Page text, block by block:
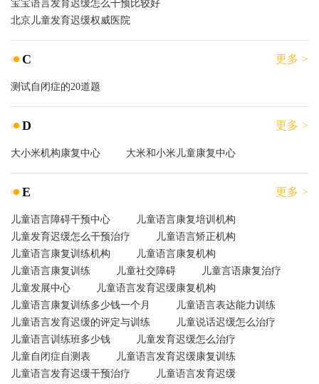
宝宝语言发育迟缓怎么干预比较好
北京儿童发育迟缓权威医院
C 更多 >
测试自闭症的20道题
D 更多 >
大小米机构康复中心 大米和小米儿童康复中心
E 更多 >
儿童语言障碍干预中心
儿童语言康复培训机构
儿童发育迟缓怎么干预治疗
儿童语言矫正机构
儿童语言康复训练机构
儿童语言康复机构
儿童语言康复训练
儿童社交障碍
儿童言语康复治疗
儿童发展中心
儿童语言发育迟缓康复机构
儿童语言康复训练多少钱一个月
儿童语言表达能力训练
儿童语言发育迟缓的评定与训练
儿童说话迟缓怎么治疗
儿童语言训练班多少钱
儿童发育迟缓怎么治疗
儿童自闭症自测表
儿童语言发育迟缓康复训练
儿童语言发育迟缓干预治疗
儿童语言发育迟缓